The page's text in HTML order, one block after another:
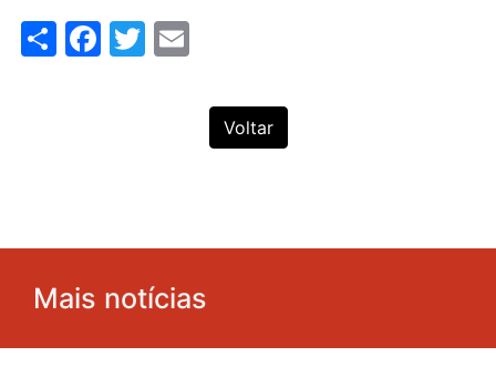
ShareFacebook
Twitter
Voltar
Mais notícias